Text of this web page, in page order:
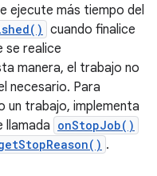
ejecute más tiempo del
cuando finalice
se realice
manera, el trabajo no
necesario. Para
un trabajo, implementa
llamada onStopJob()
.